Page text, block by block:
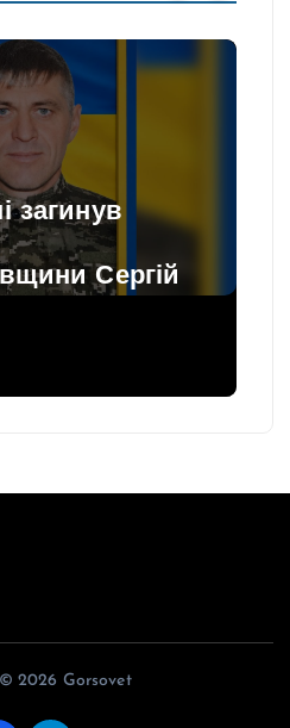
загинув
Сергій
2026 Gorsovet